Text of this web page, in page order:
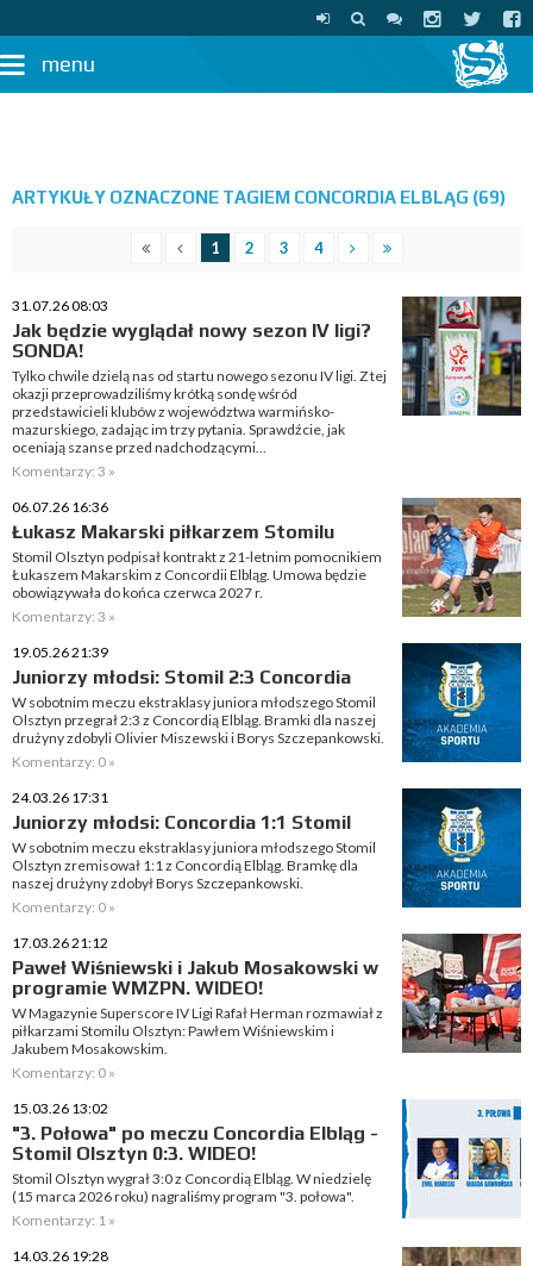
menu
ARTYKUŁY OZNACZONE TAGIEM CONCORDIA ELBLĄG (69)
1 2 3 4
31.07.26 08:03
Jak będzie wyglądał nowy sezon IV ligi?
SONDA!
Tylko chwile dzielą nas od startu nowego sezonu IV ligi. Z tej
okazji przeprowadziliśmy krótką sondę wśród
przedstawicieli klubów z województwa warmińsko-
mazurskiego, zadając im trzy pytania. Sprawdźcie, jak
oceniają szanse przed nadchodzącymi...
Komentarzy: 3 »
06.07.26 16:36
Łukasz Makarski piłkarzem Stomilu
Stomil Olsztyn podpisał kontrakt z 21-letnim pomocnikiem
Łukaszem Makarskim z Concordii Elbląg. Umowa będzie
obowiązywała do końca czerwca 2027 r.
Komentarzy: 3 »
19.05.26 21:39
Juniorzy młodsi: Stomil 2:3 Concordia
W sobotnim meczu ekstraklasy juniora młodszego Stomil
Olsztyn przegrał 2:3 z Concordią Elbląg. Bramki dla naszej
drużyny zdobyli Olivier Miszewski i Borys Szczepankowski.
Komentarzy: 0 »
24.03.26 17:31
Juniorzy młodsi: Concordia 1:1 Stomil
W sobotnim meczu ekstraklasy juniora młodszego Stomil
Olsztyn zremisował 1:1 z Concordią Elbląg. Bramkę dla
naszej drużyny zdobył Borys Szczepankowski.
Komentarzy: 0 »
17.03.26 21:12
Paweł Wiśniewski i Jakub Mosakowski w
programie WMZPN. WIDEO!
W Magazynie Superscore IV Ligi Rafał Herman rozmawiał z
piłkarzami Stomilu Olsztyn: Pawłem Wiśniewskim i
Jakubem Mosakowskim.
Komentarzy: 0 »
15.03.26 13:02
"3. Połowa" po meczu Concordia Elbląg -
Stomil Olsztyn 0:3. WIDEO!
Stomil Olsztyn wygrał 3:0 z Concordią Elbląg. W niedzielę
(15 marca 2026 roku) nagraliśmy program "3. połowa".
Komentarzy: 1 »
14.03.26 19:28